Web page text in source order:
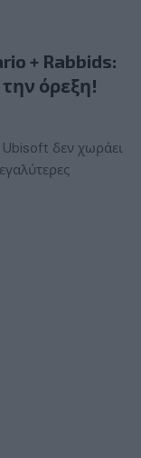
+ Rabbids:
όρεξη!
δεν χωράει